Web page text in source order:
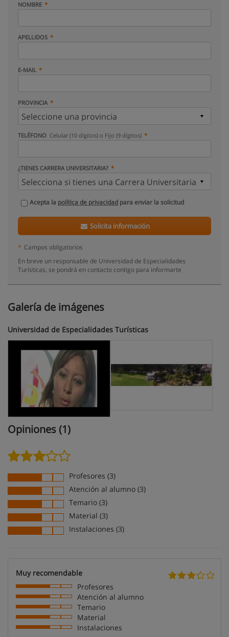
NOMBRE
APELLIDOS
E-MAIL
PROVINCIA
TELÉFONO Celular (10 dígitos) o Fijo (9 dígitos)
¿TIENES CARRERA UNIVERSITARIA?
Acepta la política de privacidad para enviar la solicitud
Solicita información
* Campos obligatorios
En breve un responsable de Universidad de Especialidades
Turísticas, se pondrá en contacto contigo para informarte
Galería de imágenes
Universidad de Especialidades Turísticas
Opiniones (1)
Profesores (3)
Atención al alumno (3)
Temario (3)
Material (3)
Instalaciones (3)
Muy recomendable
Profesores
Atención al alumno
Temario
Material
Instalaciones